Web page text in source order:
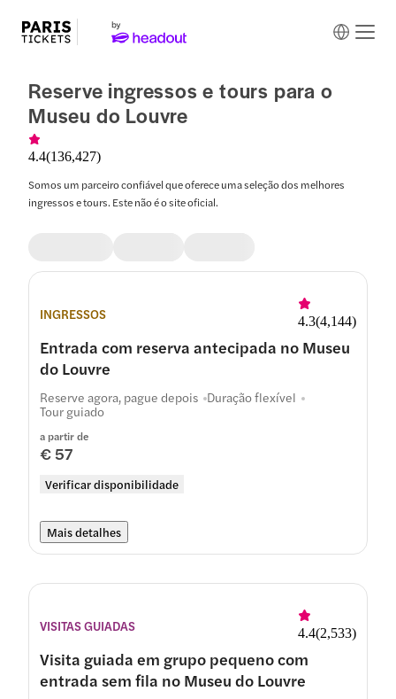
Reserve ingressos e tours para o
Museu do Louvre
4.4(136,427)
Somos um parceiro confiável que oferece uma seleção dos melhores
ingressos e tours. Este não é o site oficial.
INGRESSOS 4.3(4,144)
Entrada com reserva antecipada no Museu
do Louvre
a partir de
€ 57
Verificar disponibilidade
Reserve agora, pague depois Duração flexível
Tour guiado
Mais detalhes
VISITAS GUIADAS 4.4(2,533)
Visita guiada em grupo pequeno com
entrada sem fila no Museu do Louvre